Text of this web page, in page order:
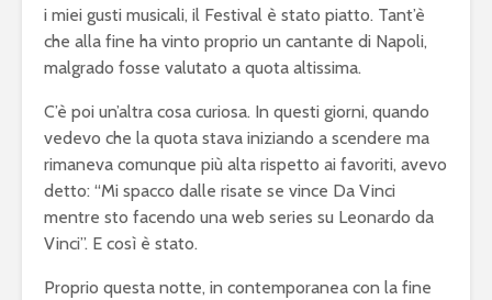
i miei gusti musicali, il Festival è stato piatto. Tant’è
che alla fine ha vinto proprio un cantante di Napoli,
malgrado fosse valutato a quota altissima.
C’è poi un’altra cosa curiosa. In questi giorni, quando
vedevo che la quota stava iniziando a scendere ma
rimaneva comunque più alta rispetto ai favoriti, avevo
detto: “Mi spacco dalle risate se vince Da Vinci
mentre sto facendo una web series su Leonardo da
Vinci”. E così è stato.
Proprio questa notte, in contemporanea con la fine